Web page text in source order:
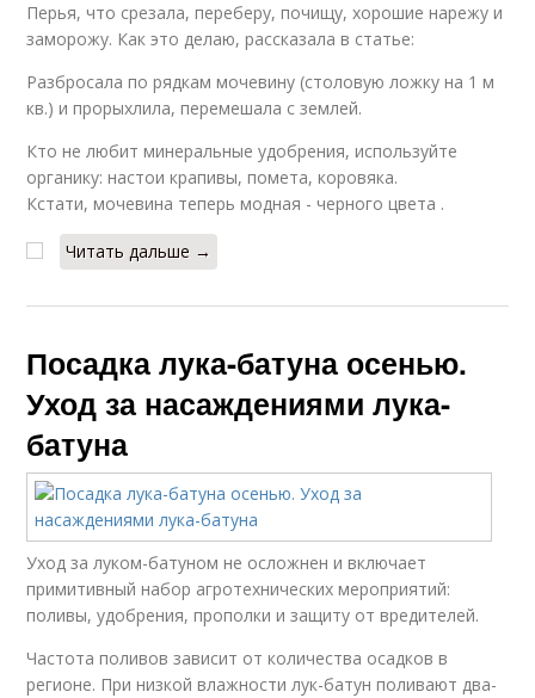
Перья, что срезала, переберу, почищу, хорошие нарежу и
заморожу. Как это делаю, рассказала в статье:
Разбросала по рядкам мочевину (столовую ложку на 1 м
кв.) и прорыхлила, перемешала с землей.
Кто не любит минеральные удобрения, используйте
органику: настои крапивы, помета, коровяка.
Кстати, мочевина теперь модная - черного цвета .
Читать дальше →
Посадка лука-батуна осенью.
Уход за насаждениями лука-
батуна
Уход за луком-батуном не осложнен и включает
примитивный набор агротехнических мероприятий:
поливы, удобрения, прополки и защиту от вредителей.
Частота поливов зависит от количества осадков в
регионе. При низкой влажности лук-батун поливают два-